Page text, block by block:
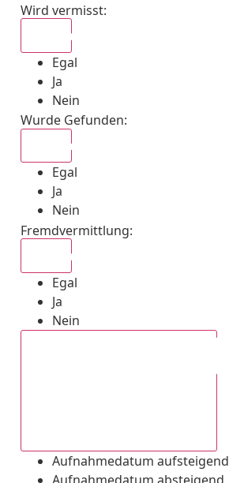
Wird vermisst:
Egal
Ja
Nein
Wurde Gefunden:
Egal
Ja
Nein
Fremdvermittlung:
Egal
Ja
Nein
Aufnahmedatum aufsteigend